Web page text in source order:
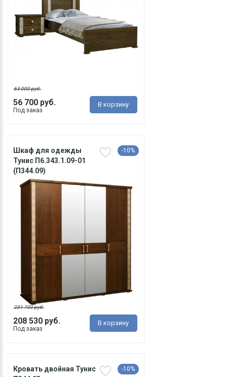
56 700 руб.
63 000 руб.
Под заказ
В корзину
Шкаф для одежды
Тунис П6.343.1.09-01
(П344.09)
-10%
208 530 руб.
231 700 руб.
Под заказ
В корзину
Кровать двойная Тунис
-10%